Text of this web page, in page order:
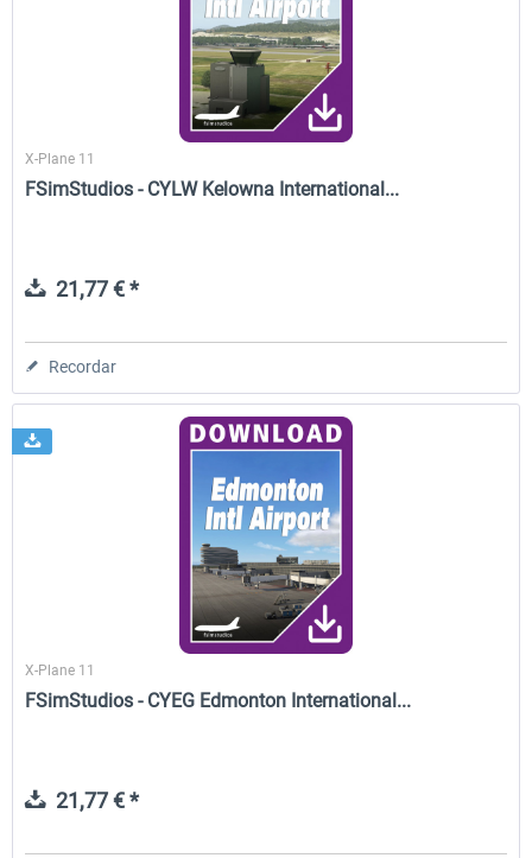
X-Plane 11
FSimStudios - CYLW Kelowna International...
21,77 € *
Recordar
X-Plane 11
FSimStudios - CYEG Edmonton International...
21,77 € *